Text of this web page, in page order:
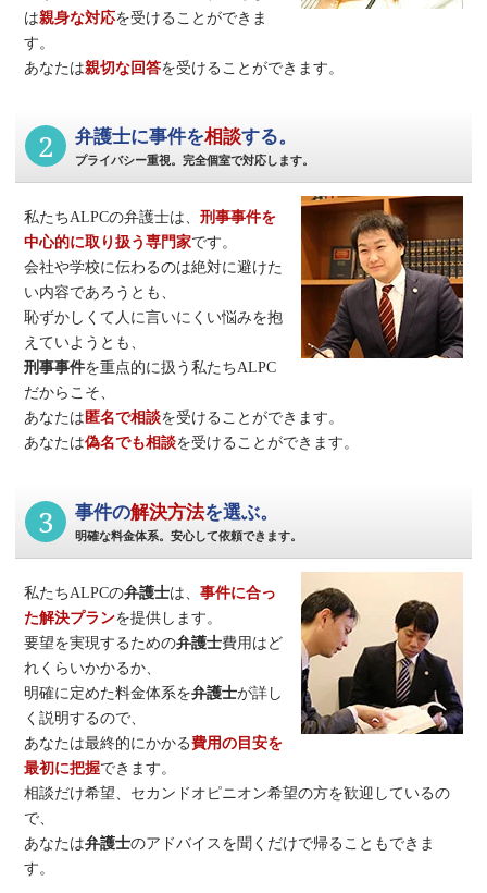
は親身な対応を受けることができま
す。
あなたは親切な回答を受けることができます。
2 弁護士に事件を相談する。
プライバシー重視。完全個室で対応します。
私たちALPCの弁護士は、刑事事件を
中心的に取り扱う専門家です。
会社や学校に伝わるのは絶対に避けた
い内容であろうとも、
恥ずかしくて人に言いにくい悩みを抱
えていようとも、
刑事事件を重点的に扱う私たちALPC
だからこそ、
あなたは匿名で相談を受けることができます。
あなたは偽名でも相談を受けることができます。
3 事件の解決方法を選ぶ。
明確な料金体系。安心して依頼できます。
私たちALPCの弁護士は、事件に合っ
た解決プランを提供します。
要望を実現するための弁護士費用はど
れくらいかかるか、
明確に定めた料金体系を弁護士が詳し
く説明するので、
あなたは最終的にかかる費用の目安を
最初に把握できます。
相談だけ希望、セカンドオピニオン希望の方を歓迎しているの
で、
あなたは弁護士のアドバイスを聞くだけで帰ることもできま
す。